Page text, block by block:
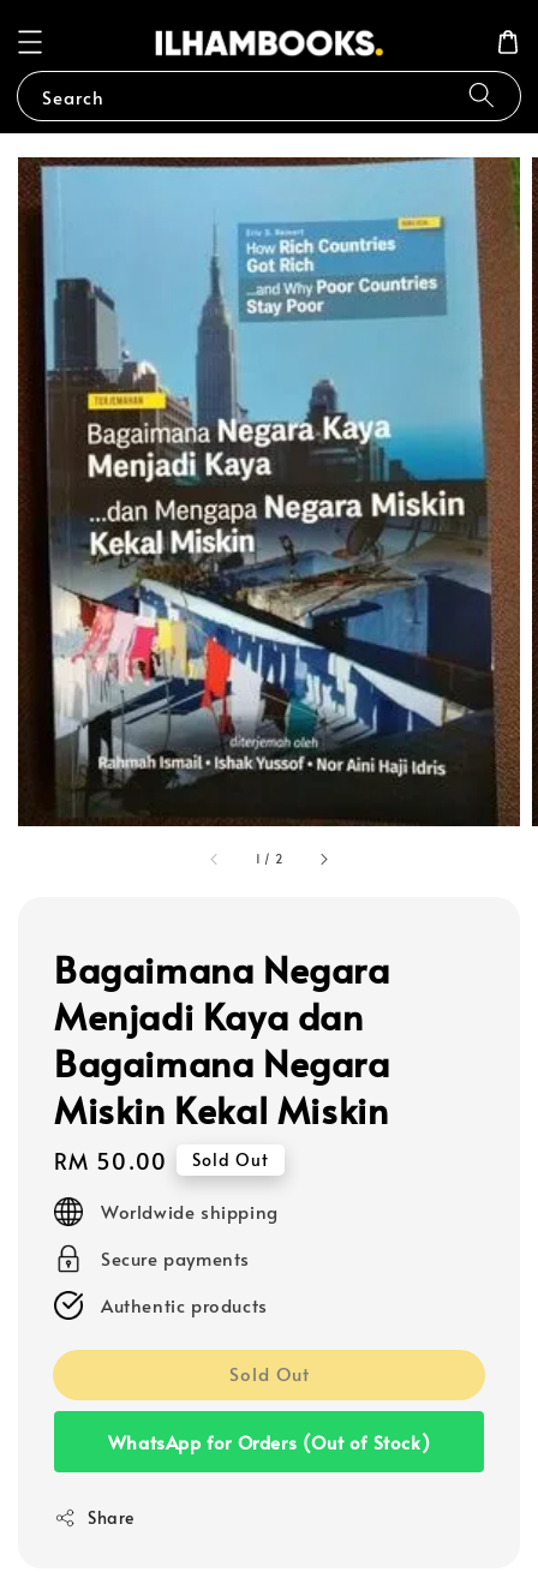
Search
1 / 2
Bagaimana Negara
Menjadi Kaya dan
Bagaimana Negara
Miskin Kekal Miskin
Regular
price
RM 50.00 Sold Out
Worldwide shipping
Secure payments
Authentic products
Sold Out
WhatsApp for Orders (Out of Stock)
Share